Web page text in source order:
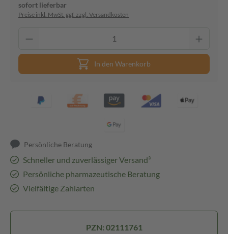
sofort lieferbar
Preise inkl. MwSt. ggf. zzgl. Versandkosten
In den Warenkorb
Persönliche Beratung
Schneller und zuverlässiger Versand³
Persönliche pharmazeutische Beratung
Vielfältige Zahlarten
PZN: 02111761